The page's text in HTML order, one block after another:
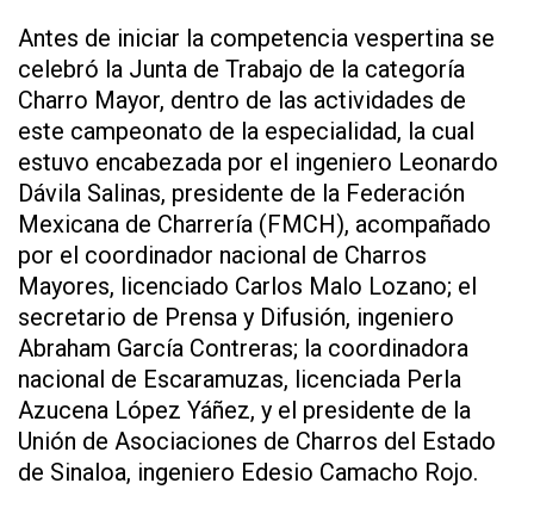
Antes de iniciar la competencia vespertina se
celebró la Junta de Trabajo de la categoría
Charro Mayor, dentro de las actividades de
este campeonato de la especialidad, la cual
estuvo encabezada por el ingeniero Leonardo
Dávila Salinas, presidente de la Federación
Mexicana de Charrería (FMCH), acompañado
por el coordinador nacional de Charros
Mayores, licenciado Carlos Malo Lozano; el
secretario de Prensa y Difusión, ingeniero
Abraham García Contreras; la coordinadora
nacional de Escaramuzas, licenciada Perla
Azucena López Yáñez, y el presidente de la
Unión de Asociaciones de Charros del Estado
de Sinaloa, ingeniero Edesio Camacho Rojo.